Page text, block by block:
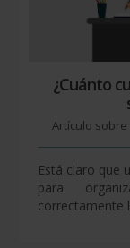
¿Cuánto
Artículo sobre
Está claro que
para
correctamente